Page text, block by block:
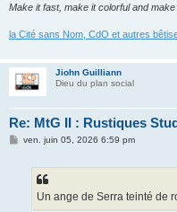
Make it fast, make it colorful and
la Cité sans Nom, CdO et autres
Jiohn Guilliann
Dieu du plan social
Re: MtG II : Rustiques
Mven. juin 05, 2026 6:59 pm
Un ange de Serra teinté de